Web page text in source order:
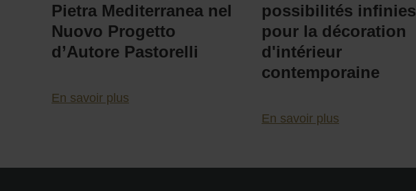
Pietra Mediterranea nel
Nuovo Progetto
d’Autore Pastorelli
En savoir plus
possibilités infinies
pour la décoration
d'intérieur
contemporaine
En savoir plus